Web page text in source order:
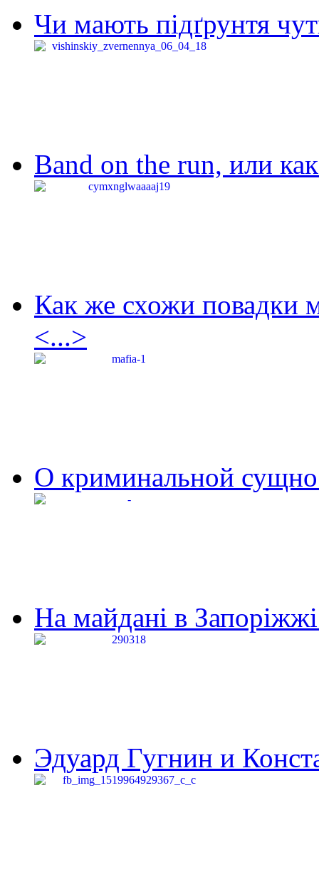
Чи мають підґрунтя
Band on the run, или
Как же схожи повадки
<...>
О криминальной
На майдані в
Эдуард Гугнин и